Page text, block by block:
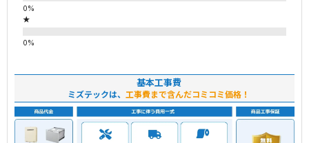
★
基本工事費
ミズテックは、 工事費まで含んだコミコミ価格！